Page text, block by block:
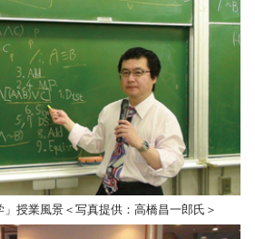
授業風景＜写真提供：高橋昌一郎氏＞